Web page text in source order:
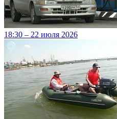
18:30 – 22 июля 2026